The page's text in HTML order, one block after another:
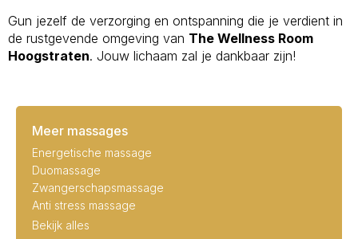
Gun jezelf de verzorging en ontspanning die je verdient in
de rustgevende omgeving van The Wellness Room
Hoogstraten. Jouw lichaam zal je dankbaar zijn!
Meer massages
Energetische massage
Duomassage
Zwangerschapsmassage
Anti stress massage
Bekijk alles